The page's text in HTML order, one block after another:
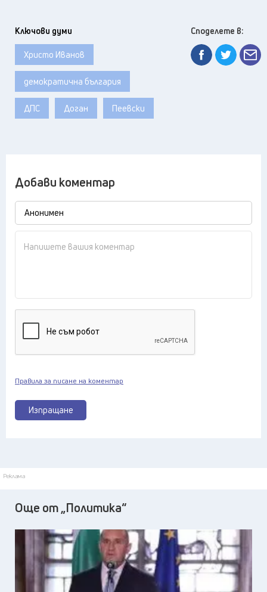
Ключови думи
Христо Иванов
демократична българия
ДПС Доган Пеевски
Споделете в:
Добави коментар
Изпращане
Правила за писане на коментар
Реклама
Още от „Политика“